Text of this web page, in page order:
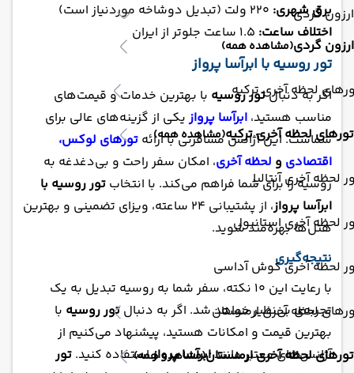
ارزون گردی
ارزون گردی(مشاهده همه)
لحظه آخری ترکیه
تورهای لحظه آخری ترکیه(مشاهده همه)
لحظه آخری آنتالیا
لحظه آخری استانبول
لحظه آخری کوش آداسی
لحظه آخری ارمنستان
تورهای لحظه آخری ارمنستان(مشاهده همه)
برق شهری:
اختلاف ساعت:
تور روسیه با ابرآسا پرواز
اگر به دنبالتور روسیه با بهترین خدمات و قیمت‌های
مناسب هستید، ابرآسا پروازیکی از گزینه‌های عالی برای
شماست. این آژانس مسافرتی با ارائه تورهای لوکس،
اقتصادی و لحظه آخری، امکان سفر راحت و بی‌دغدغه به
روسیه را برای شما فراهم می‌کند. با انتخاب تور روسیه با
ابرآسا پرواز
، از پشتیبانی 24 ساعته، ویزای تضمینی و بهترین
هتل‌ها بهره‌مند شوید.
نتیجه‌گیری
با رعایت این 10 نکته، سفر شما به روسیه تبدیل به یک
تجربه‌ی بی‌نظیر خواهد شد. اگر به دنبالتور روسیه با
بهترین قیمت و امکانات هستید، پیشنهاد می‌کنیم از
آژانس‌های معتبر مانندابرآسا پروازاستفاده کنید. تور